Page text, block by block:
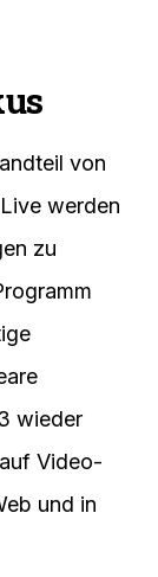
von
werden
zu
wieder
Video-
und in